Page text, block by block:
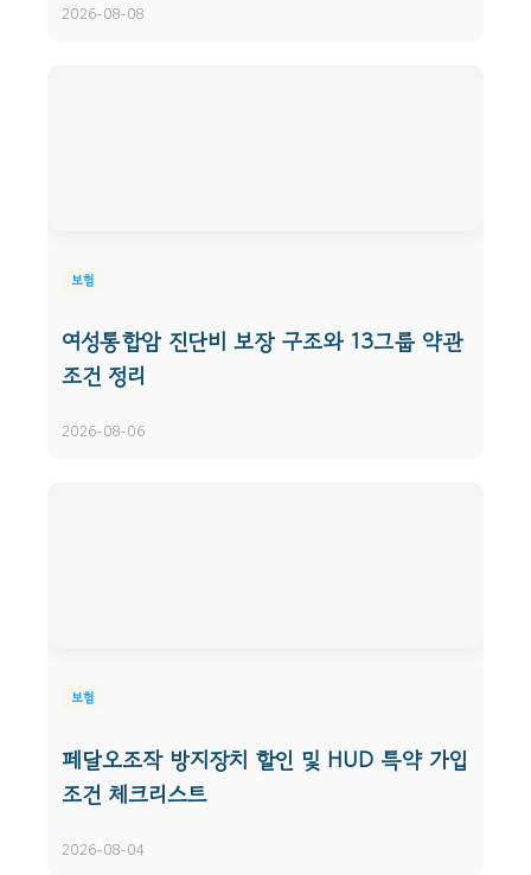
2026-08-08
보험
여성통합암 진단비 보장 구조와 13그룹 약관
조건 정리
2026-08-06
보험
페달오조작 방지장치 할인 및 HUD 특약 가입
조건 체크리스트
2026-08-04